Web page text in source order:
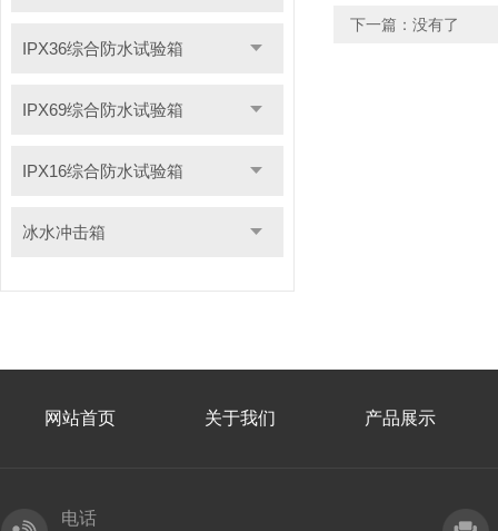
IPX36综合防水试验箱
IPX69综合防水试验箱
IPX16综合防水试验箱
冰水冲击箱
下一篇：没有了
网站首页 关于我们 产品展示
电话